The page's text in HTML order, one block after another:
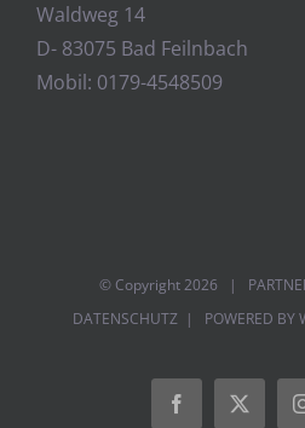
Waldweg 14
D- 83075 Bad Feilnbach
Mobil: 0179-4548509
© Copyright2026 |
DATENSCHUTZ| POWERED BY
FacebookTwitter